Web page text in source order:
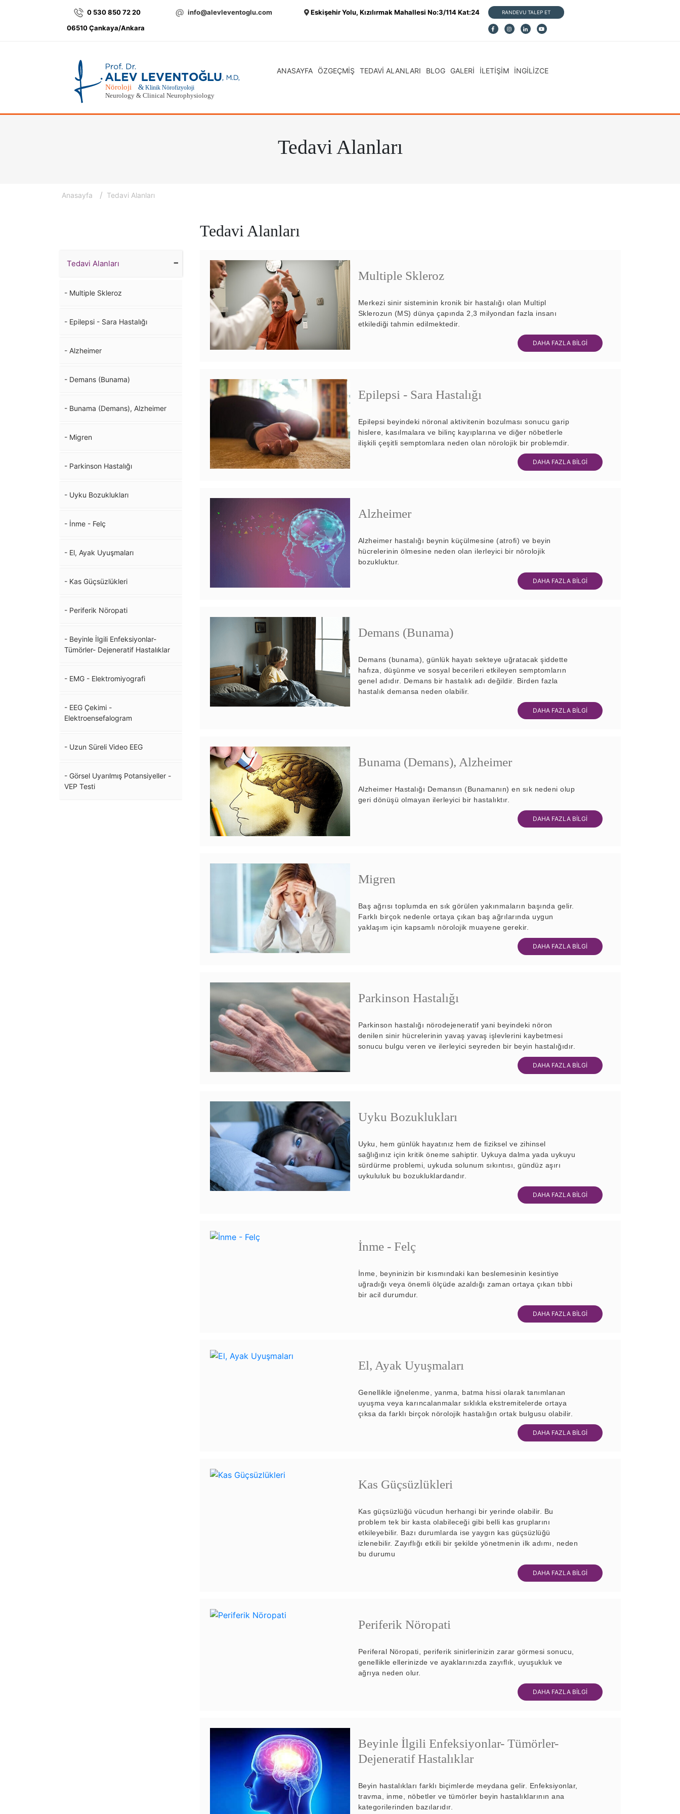
0 530 850 72 20 info@alevleventoglu.com
Eskişehir Yolu, Kızılırmak Mahallesi No:3/114 Kat:24
06510 Çankaya/Ankara
RANDEVU TALEP ET
ANASAYFA ÖZGEÇMİŞ TEDAVİ ALANLARI BLOG GALERİ İLETİŞİM İNGİLİZCE
Tedavi Alanları
Anasayfa / Tedavi Alanları
Tedavi Alanları
Tedavi Alanları -
- Multiple Skleroz
- Epilepsi - Sara Hastalığı
- Alzheimer
- Demans (Bunama)
- Bunama (Demans), Alzheimer
- Migren
- Parkinson Hastalığı
- Uyku Bozuklukları
- İnme - Felç
- El, Ayak Uyuşmaları
- Kas Güçsüzlükleri
- Periferik Nöropati
- Beyinle İlgili Enfeksiyonlar-
Tümörler- Dejeneratif Hastalıklar
- EMG - Elektromiyografi
- EEG Çekimi -
Elektroensefalogram
- Uzun Süreli Video EEG
- Görsel Uyarılmış Potansiyeller -
VEP Testi
Multiple Skleroz
Merkezi sinir sisteminin kronik bir hastalığı olan Multipl
Sklerozun (MS) dünya çapında 2,3 milyondan fazla insanı
etkilediği tahmin edilmektedir.
DAHA FAZLA BİLGİ
Epilepsi - Sara Hastalığı
Epilepsi beyindeki nöronal aktivitenin bozulması sonucu garip
hislere, kasılmalara ve bilinç kayıplarına ve diğer nöbetlerle
ilişkili çeşitli semptomlara neden olan nörolojik bir problemdir.
DAHA FAZLA BİLGİ
Alzheimer
Alzheimer hastalığı beynin küçülmesine (atrofi) ve beyin
hücrelerinin ölmesine neden olan ilerleyici bir nörolojik
bozukluktur.
DAHA FAZLA BİLGİ
Demans (Bunama)
Demans (bunama), günlük hayatı sekteye uğratacak şiddette
hafıza, düşünme ve sosyal becerileri etkileyen semptomların
genel adıdır. Demans bir hastalık adı değildir. Birden fazla
hastalık demansa neden olabilir.
DAHA FAZLA BİLGİ
Bunama (Demans), Alzheimer
Alzheimer Hastalığı Demansın (Bunamanın) en sık nedeni olup
geri dönüşü olmayan ilerleyici bir hastalıktır.
DAHA FAZLA BİLGİ
Migren
Baş ağrısı toplumda en sık görülen yakınmaların başında gelir.
Farklı birçok nedenle ortaya çıkan baş ağrılarında uygun
yaklaşım için kapsamlı nörolojik muayene gerekir.
DAHA FAZLA BİLGİ
Parkinson Hastalığı
Parkinson hastalığı nörodejeneratif yani beyindeki nöron
denilen sinir hücrelerinin yavaş yavaş işlevlerini kaybetmesi
sonucu bulgu veren ve ilerleyici seyreden bir beyin hastalığıdır.
DAHA FAZLA BİLGİ
Uyku Bozuklukları
Uyku, hem günlük hayatınız hem de fiziksel ve zihinsel
sağlığınız için kritik öneme sahiptir. Uykuya dalma yada uykuyu
sürdürme problemi, uykuda solunum sıkıntısı, gündüz aşırı
uykululuk bu bozukluklardandır.
DAHA FAZLA BİLGİ
İnme - Felç
İnme, beyninizin bir kısmındaki kan beslemesinin kesintiye
uğradığı veya önemli ölçüde azaldığı zaman ortaya çıkan tıbbi
bir acil durumdur.
DAHA FAZLA BİLGİ
El, Ayak Uyuşmaları
Genellikle iğnelenme, yanma, batma hissi olarak tanımlanan
uyuşma veya karıncalanmalar sıklıkla ekstremitelerde ortaya
çıksa da farklı birçok nörolojik hastalığın ortak bulgusu olabilir.
DAHA FAZLA BİLGİ
Kas Güçsüzlükleri
Kas güçsüzlüğü vücudun herhangi bir yerinde olabilir. Bu
problem tek bir kasta olabileceği gibi belli kas gruplarını
etkileyebilir. Bazı durumlarda ise yaygın kas güçsüzlüğü
izlenebilir. Zayıflığı etkili bir şekilde yönetmenin ilk adımı, neden
bu durumu
DAHA FAZLA BİLGİ
Periferik Nöropati
Periferal Nöropati, periferik sinirlerinizin zarar görmesi sonucu,
genellikle ellerinizde ve ayaklarınızda zayıflık, uyuşukluk ve
ağrıya neden olur.
DAHA FAZLA BİLGİ
Beyinle İlgili Enfeksiyonlar- Tümörler-
Dejeneratif Hastalıklar
Beyin hastalıkları farklı biçimlerde meydana gelir. Enfeksiyonlar,
travma, inme, nöbetler ve tümörler beyin hastalıklarının ana
kategorilerinden bazılarıdır.